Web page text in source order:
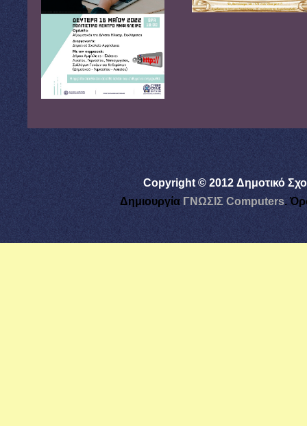
Copyright © 2012 Δημοτικό
Δημιουργία ΓΝΩΣΙΣ Computers.